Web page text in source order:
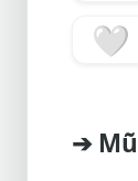
🤍
➔